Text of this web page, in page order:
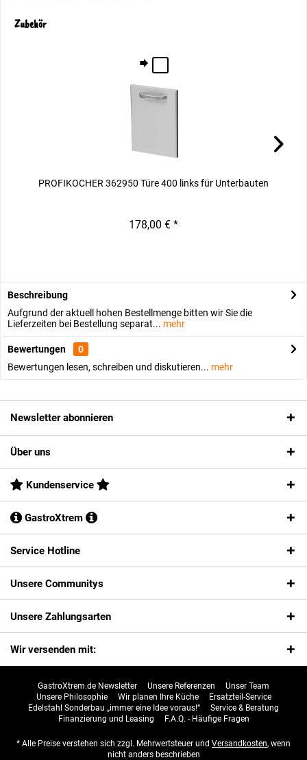
Zubehör
PROFIKOCHER 362950 Türe 400 links für Unterbauten
178,00 € *
Beschreibung
Aufgrund der aktuell hohen Bestellmenge bitten wir Sie die
Lieferzeiten bei Bestellung separat... mehr
Bewertungen
0
Bewertungen lesen, schreiben und diskutieren... mehr
Newsletter abonnieren
Über uns
Kundenservice
GastroXtrem
Service Hotline
Unsere Communitys
Unsere Zahlungsarten
Wir versenden mit:
GastroXtrem.de Newsletter Unsere Referenzen
Unser Team
Unsere Philosophie
Wir planen Ihre Küche
Ersatzteil-Service
Edelstahl Sonderbau „immer eine Idee voraus!“
Service & Beratung
Finanzierung und Leasing
F.A.Q. - Häufige Fragen
* Alle Preise verstehen sich zzgl. Mehrwertsteuer und Versandkosten, wenn
nicht anders beschrieben